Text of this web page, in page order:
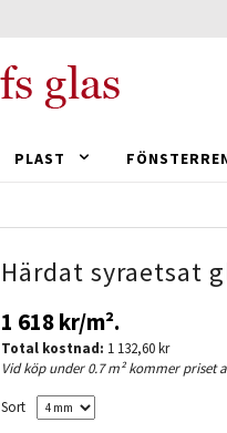
PLAST
Härdat syraetsat
1 618 kr/m².
Total kostnad: 1 132,60 kr
Vid köp under 0.7 m² kommer priset
Sort